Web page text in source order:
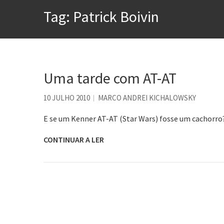
A construção da urbanidade
Aprender a fracassar é o
Esse tal de Rock Gaúcho
Tag: Patrick Boivin
Uma tarde com AT-AT
10 JULHO 2010 MARCO ANDREI KICHALOWSKY
E se um Kenner AT-AT (Star Wars) fosse um
CONTINUAR A LER